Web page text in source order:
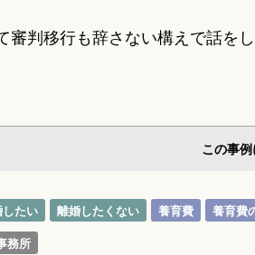
審判移行も辞さない構えで話をし
この事
たい 離婚したくない 養育費 養育費
務所